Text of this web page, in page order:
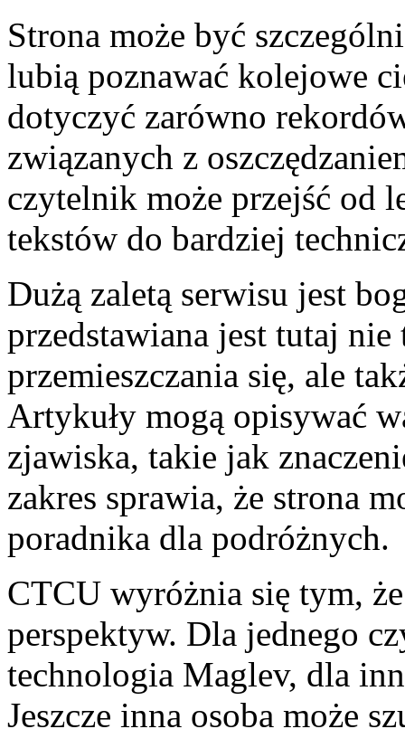
Strona może być
lubią poznawać kolejowe
dotyczyć zarówno
związanych z
czytelnik może przejść od
tekstów do bardziej
Dużą zaletą serwisu jest
przedstawiana jest tutaj
przemieszczania się, ale
Artykuły mogą opisywać
zjawiska, takie jak
zakres sprawia, że strona
poradnika dla podróżnych.
CTCU wyróżnia się tym,
perspektyw. Dla jednego
technologia Maglev, dla
Jeszcze inna osoba może